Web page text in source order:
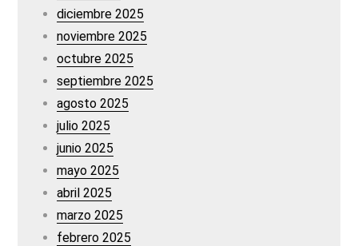
diciembre 2025
noviembre 2025
octubre 2025
septiembre 2025
agosto 2025
julio 2025
junio 2025
mayo 2025
abril 2025
marzo 2025
febrero 2025